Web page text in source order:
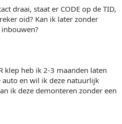
draai, staat er CODE op de TID,
oid? Kan ik later zonder
klep heb ik 2-3 maanden laten
en wil ik deze natuurlijk
ik deze demonteren zonder een